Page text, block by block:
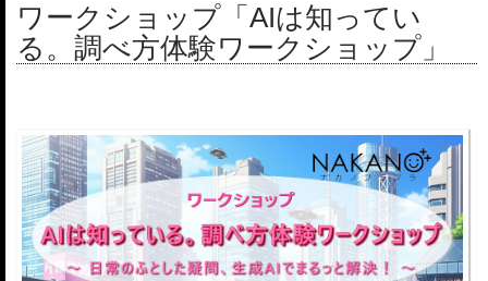
キ
ッ
プ
ワークショップ「AIは知ってい
る。調べ方体験ワークショップ」